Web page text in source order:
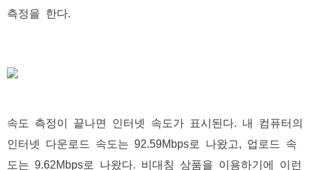
측정을 한다.
속도 측정이 끝나면 인터넷 속도가 표시된다. 내 컴퓨터의
인터넷 다운로드 속도는 92.59Mbps로 나왔고, 업로드 속
도는 9.62Mbps로 나왔다. 비대칭 상품을 이용하기에 이런